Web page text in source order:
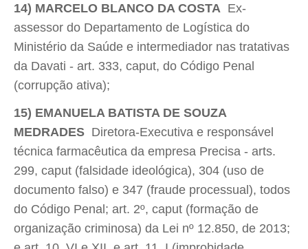
14) MARCELO BLANCO DA COSTA  Ex-
assessor do Departamento de Logística do
Ministério da Saúde e intermediador nas tratativas
da Davati - art. 333, caput, do Código Penal
(corrupção ativa);
15) EMANUELA BATISTA DE SOUZA
MEDRADES  Diretora-Executiva e responsável
técnica farmacêutica da empresa Precisa - arts.
299, caput (falsidade ideológica), 304 (uso de
documento falso) e 347 (fraude processual), todos
do Código Penal; art. 2º, caput (formação de
organização criminosa) da Lei nº 12.850, de 2013;